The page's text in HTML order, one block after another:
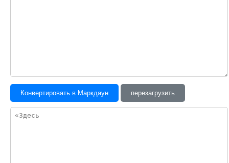
Конвертировать в Маркдаун перезагрузить